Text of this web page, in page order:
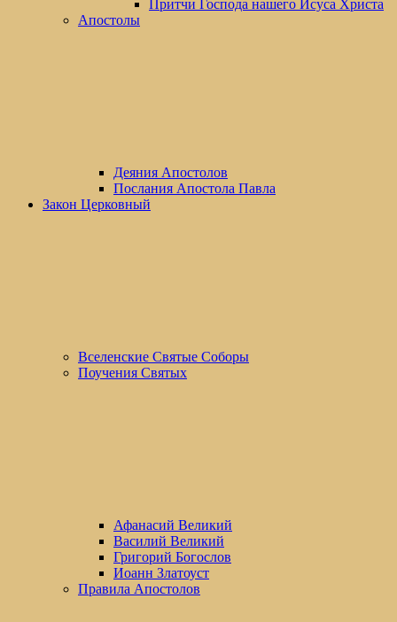
Притчи Господа нашего Исуса Христа
Апостолы
Деяния Апостолов
Послания Апостола Павла
Закон Церковный
Вселенские Cвятые Cоборы
Поучения Святых
Афанасий Великий
Василий Великий
Григорий Богослов
Иоанн Златоуст
Правила Апостолов